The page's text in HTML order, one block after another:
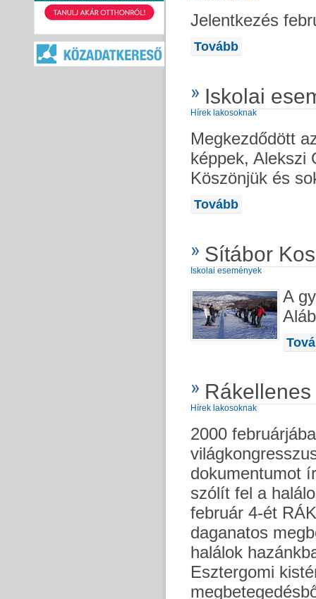
Jelentkezés
Tovább
Iskolai
Hírek lakosoknak
Megkezdődött
képpek, Alekszi
Köszönjük és
Tovább
Sítábor
Iskolai események
A
Hírek lakosoknak
2000
dokumentumot
szólít fel a
február 4-ét
daganatos
halálok
Esztergomi